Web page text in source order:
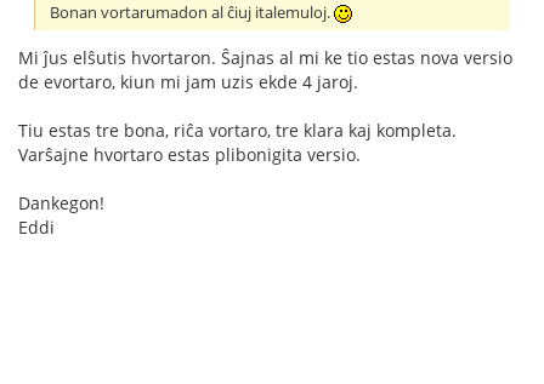
Bonan vortarumadon al ĉiuj italemuloj.
Mi ĵus elŝutis hvortaron. Ŝajnas al mi ke tio estas nova versio
de evortaro, kiun mi jam uzis ekde 4 jaroj.
Tiu estas tre bona, riĉa vortaro, tre klara kaj kompleta.
Varŝajne hvortaro estas plibonigita versio.
Dankegon!
Eddi